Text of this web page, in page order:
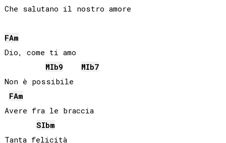
Che salutano il nostro amore
FAm
Dio, come ti amo
MIb9 MIb7
Non è possibile
FAm
Avere fra le braccia
SIbm
Tanta felicità